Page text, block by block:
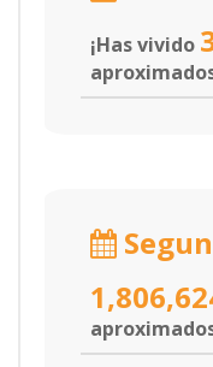
¡Has vivido